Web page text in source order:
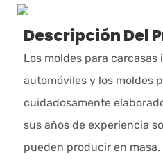
Descripción Del
Los moldes para
automóviles y los moldes
cuidadosamente
sus años de experiencia
pueden producir en